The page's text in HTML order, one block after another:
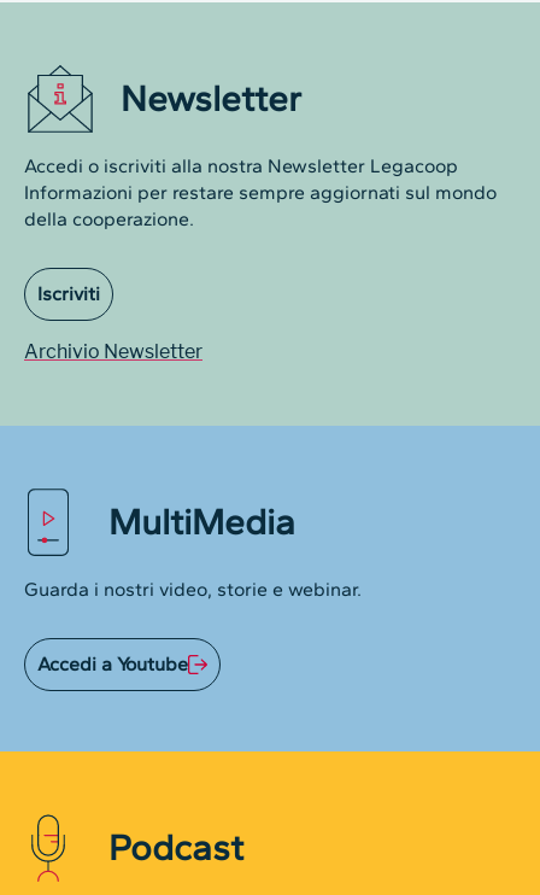
Newsletter
Accedi o iscriviti alla nostra Newsletter Legacoop
Informazioni per restare sempre aggiornati sul mondo
della cooperazione.
Iscriviti
Archivio Newsletter
MultiMedia
Guarda i nostri video, storie e webinar.
Accedi a Youtube
Podcast